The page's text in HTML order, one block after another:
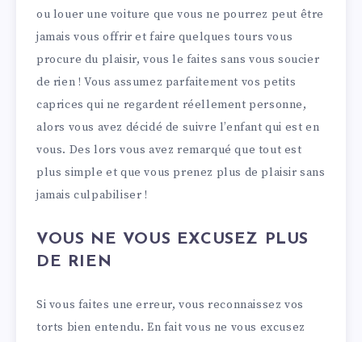
ou louer une voiture que vous ne pourrez peut être
jamais vous offrir et faire quelques tours vous
procure du plaisir, vous le faites sans vous soucier
de rien ! Vous assumez parfaitement vos petits
caprices qui ne regardent réellement personne,
alors vous avez décidé de suivre l’enfant qui est en
vous. Des lors vous avez remarqué que tout est
plus simple et que vous prenez plus de plaisir sans
jamais culpabiliser !
VOUS NE VOUS EXCUSEZ PLUS
DE RIEN
Si vous faites une erreur, vous reconnaissez vos
torts bien entendu. En fait vous ne vous excusez